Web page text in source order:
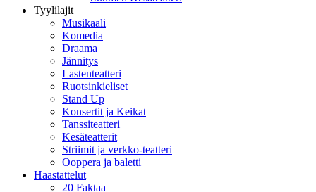
Tyylilajit
Musikaali
Komedia
Draama
Jännitys
Lastenteatteri
Ruotsinkieliset
Stand Up
Konsertit ja Keikat
Tanssiteatteri
Kesäteatterit
Striimit ja verkko-teatteri
Ooppera ja baletti
Haastattelut
20 Faktaa